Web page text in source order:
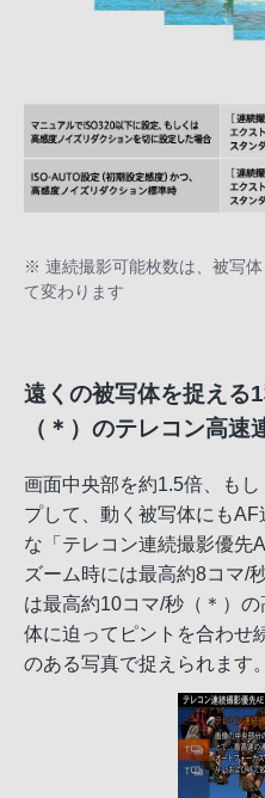
※ 連続撮影可能枚数は、被写
て変わります
遠くの被写体を捉える
（＊）のテレコン高速
画面中央部を約1.5倍、も
プして、動く被写体にも
な「テレコン連続撮影優先
ズーム時には最高約8コマ/
は最高約10コマ/秒（＊）
体に迫ってピントを合わせ
のある写真で捉えられます。